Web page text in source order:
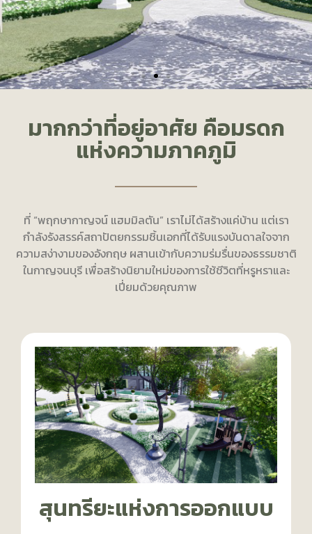
มากกว่าที่อยู่อาศัย คือมรดก
แห่งความภาคภูมิ
ที่ “พฤกษากาญจน์ แฮมมิลตัน” เราไม่ได้สร้างแค่บ้าน แต่เรา
กำลังรังสรรค์สถาปัตยกรรมชิ้นเอกที่ได้รับแรงบันดาลใจจาก
ความสง่างามของอังกฤษ ผสานเข้ากับความร่มรื่นของธรรมชาติ
ในกาญจนบุรี เพื่อสร้างนิยามใหม่ของการใช้ชีวิตที่หรูหราและ
เปี่ยมด้วยคุณภาพ
สุนทรียะแห่งการออกแบบ